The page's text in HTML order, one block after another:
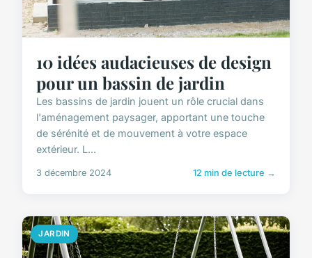
10 idées audacieuses de design
pour un bassin de jardin
Les bassins de jardin jouent un rôle crucial dans
l'aménagement paysager, apportant une touche
de sérénité et de mouvement à votre espace
extérieur. L...
3 décembre 2024 12 min de lecture →
JARDIN